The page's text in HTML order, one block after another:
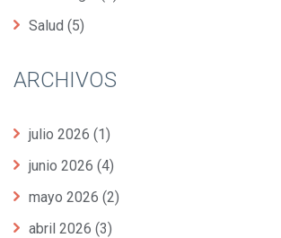
Salud (5)
ARCHIVOS
julio 2026 (1)
junio 2026 (4)
mayo 2026 (2)
abril 2026 (3)